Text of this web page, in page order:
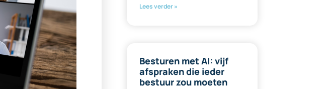
Lees verder »
Besturen met AI: vijf
afspraken die ieder
bestuur zou moeten